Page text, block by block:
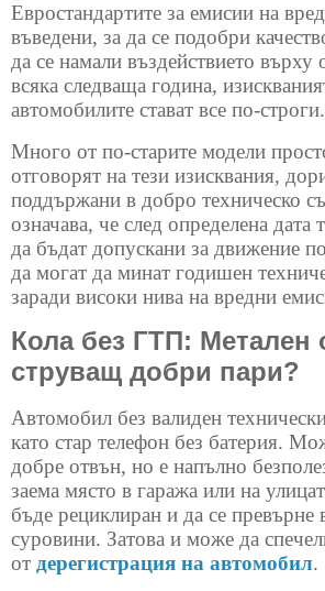
Евростандартите за емисии на
въведени, за да се подобри
да се намали въздействието върху
всяка следваща година,
автомобилите стават все по-строги.
Много от по-старите модели
отговорят на тези изисквания,
поддържани в добро техническо
означава, че след определена дата
да бъдат допускани за движение
да могат да минат годишен
заради високи нива на вредни
Кола без ГТП: Метален
струващ добри пари?
Автомобил без валиден
като стар телефон без батерия.
добре отвън, но е напълно
заема място в гаража или на
бъде рециклиран и да се превърне
суровини. Затова и може да
от дерегистрация на автомобил.